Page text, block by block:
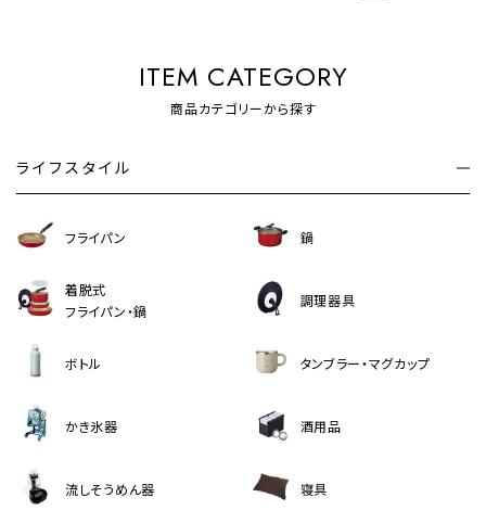
ITEM CATEGORY
商品カテゴリーから探す
ライフスタイル
フライパン 鍋
着脱式
フライパン・鍋
調理器具
ボトル タンブラー・マグカップ
かき氷器 酒用品
流しそうめん器 寝具